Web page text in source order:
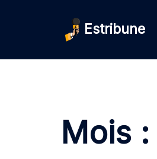
Estribune
Mois :